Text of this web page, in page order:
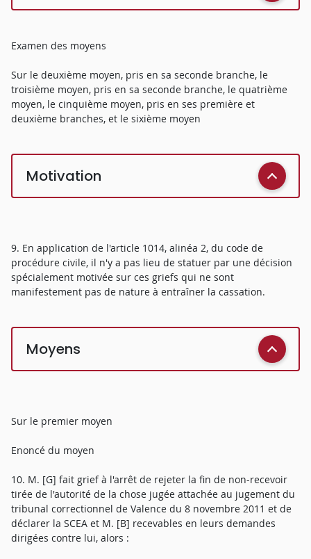
Examen des moyens
Sur le deuxième moyen, pris en sa seconde branche, le
troisième moyen, pris en sa seconde branche, le quatrième
moyen, le cinquième moyen, pris en ses première et
deuxième branches, et le sixième moyen
Motivation
9. En application de l'article 1014, alinéa 2, du code de
procédure civile, il n'y a pas lieu de statuer par une décision
spécialement motivée sur ces griefs qui ne sont
manifestement pas de nature à entraîner la cassation.
Moyens
Sur le premier moyen
Enoncé du moyen
10. M. [G] fait grief à l'arrêt de rejeter la fin de non-recevoir
tirée de l'autorité de la chose jugée attachée au jugement du
tribunal correctionnel de Valence du 8 novembre 2011 et de
déclarer la SCEA et M. [B] recevables en leurs demandes
dirigées contre lui, alors :